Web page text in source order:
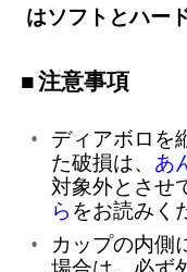
はソフトとハー
注意事項
ディアボロを
た破損は、 あ
対象外とさせ
ら をお読みく
カップの内側